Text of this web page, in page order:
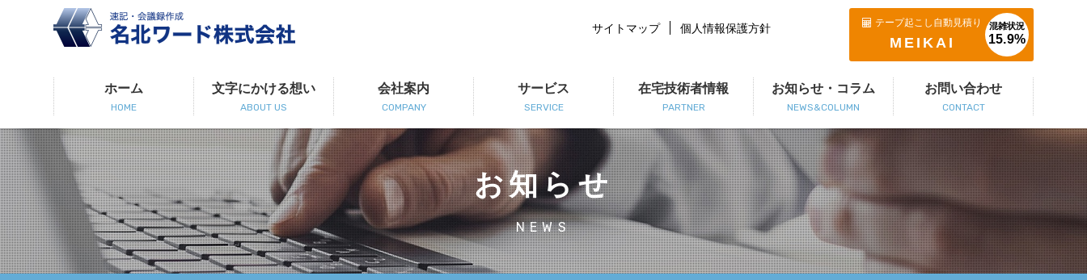
サイトマップ 個人情報保護方針 テープ起こし自動見積り
MEIKAI
混雑状況
15.9%
ホーム
HOME
文字にかける想い
ABOUT US
会社案内
COMPANY
サービス
SERVICE
在宅技術者情報
PARTNER
お知らせ・コラム
NEWS&COLUMN
お問い合わせ
CONTACT
お知らせ
NEWS